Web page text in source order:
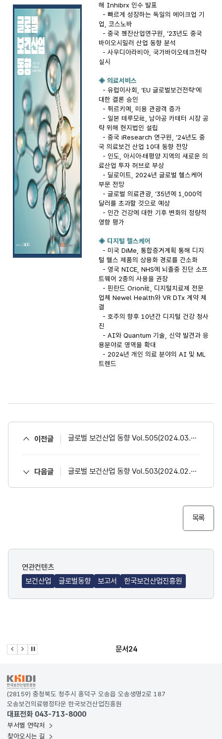
해 Inhibrx 인수 발표
- 빠르게 성장하는 독일의 메이크업 기
업, 코스노바
- 중국 쳰잔산업연구원, ’23년도 중국
바이오시밀러 산업 동향 분석
- 사우디아라비아, 국가바이오테크전략
실시
◈ 의료서비스
- 유럽이사회, ‘EU 글로벌보건전략’에
대한 결론 승인
- 튀르키예, 미용 관광객 증가
- 일본 테루모社, 남아공 카테터 시장 공
략 위해 현지법인 설립
- 중국 iResearch 연구원, ’24년도 중
국 의료보건 산업 10대 동향 전망
- 인도, 아시아·태평양 지역의 새로운 의
료산업 투자 허브로 부상
- 딜로이트, 2024년 글로벌 헬스케어
부문 전망
- 글로벌 의료관광, ’35년에 1,000억
달러를 초과할 것으로 예상
- 인간 건강에 대한 기후 변화의 정량적
영향 평가
◈ 디지털 헬스케어
- 미국 DiMe, 통합증거계획 통해 디지
털 헬스 제품의 상용화 경로를 간소화
- 영국 NICE, NHS에 뇌졸중 진단 소프
트웨어 2종의 사용을 권장
- 핀란드 Orion社, 디지털치료제 전문
업체 Newel Health와 VR DTx 계약 체
결
- 호주의 향후 10년간 디지털 건강 청사
진
- AI와 Quantum 기술, 신약 발견과 응
용분야로 영역을 확대
- 2024년 개인 의료 분야의 AI 및 ML
트렌드
이전글 글로벌 보건산업 동향 Vol.505(2024.03.18)
다음글 글로벌 보건산업 동향 Vol.503(2024.02.19)
목록
연관컨텐츠
보건산업
글로벌동향 보고서 한국보건산업진흥원
이전 슬라이드
다음 슬라이드
관련사이트 자동재생 멈춤 문서24
KRDS - Korea Design System
(28159) 충청북도 청주시 흥덕구 오송읍 오송생명2로 187
오송보건의료행정타운 한국보건산업진흥원
대표전화 043-713-8000
부서별 연락처
찾아오시는 길